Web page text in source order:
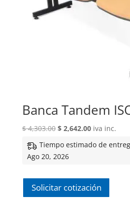
Banca Tandem
$4,303.00 El
original
era:
$2,642.00Eliva inc.
Tiempo estimado de
Ago 20, 2026
Solicitar cotización